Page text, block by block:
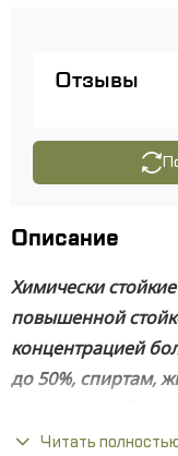
Отзывы
Описание
Химически
повышенной
концентрацией
до 50%, спиртам,
Хлопковое
Читать